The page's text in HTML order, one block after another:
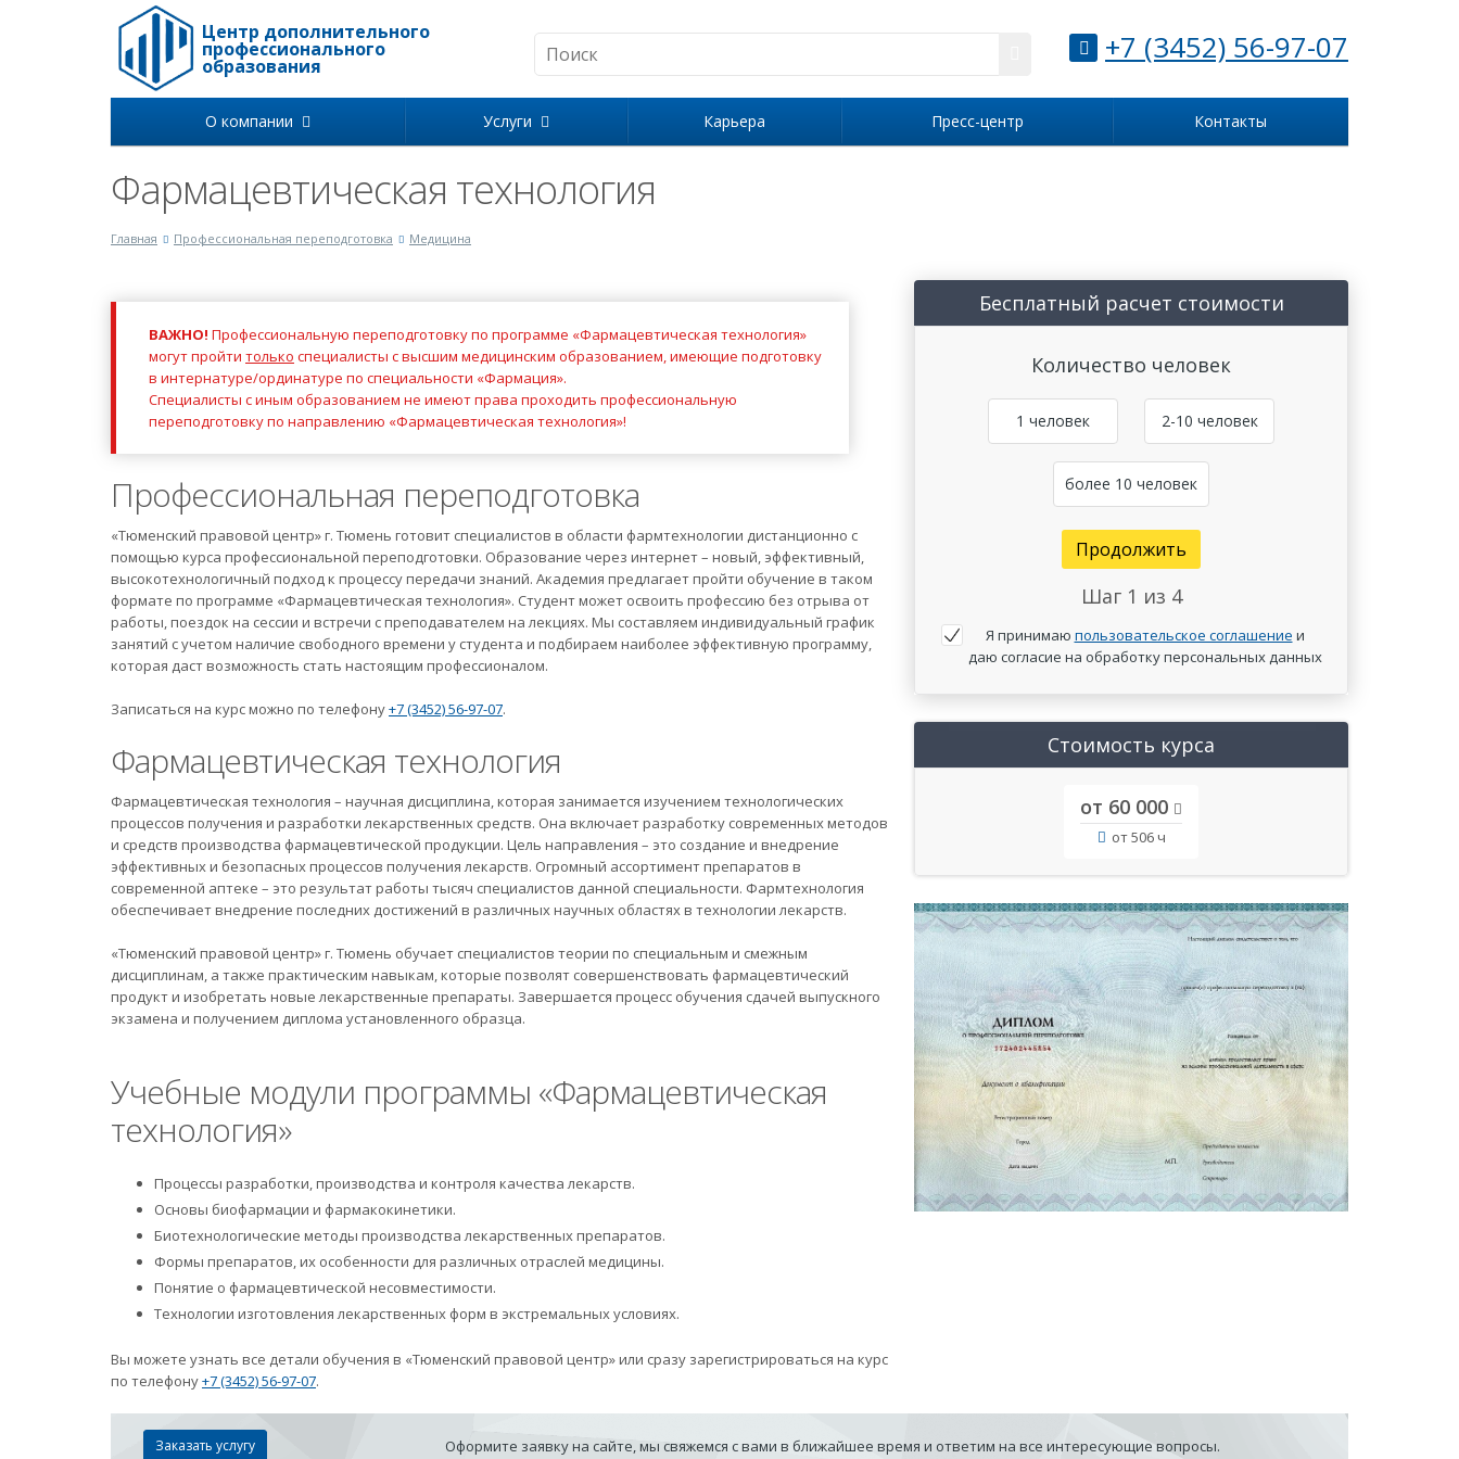
Центр дополнительного
профессионального
образования +7 (3452) 56-97-07
О компании Услуги Карьера Пресс-центр Контакты
Фармацевтическая технология
Главная Профессиональная переподготовка Медицина
Бесплатный расчет стоимости
Количество человек
1 человек 2-10 человек
более 10 человек
Продолжить
Шаг 1 из 4
Я принимаю пользовательское соглашение и
даю согласие на обработку персональных данных
Стоимость курса
от 60 000
от 506 ч
ВАЖНО! Профессиональную переподготовку по программе «Фармацевтическая технология»
могут пройти только специалисты с высшим медицинским образованием, имеющие подготовку
в интернатуре/ординатуре по специальности «Фармация».
Специалисты с иным образованием не имеют права проходить профессиональную
переподготовку по направлению «Фармацевтическая технология»!
Профессиональная переподготовка
«Тюменский правовой центр» г. Тюмень готовит специалистов в области фармтехнологии дистанционно с
помощью курса профессиональной переподготовки. Образование через интернет – новый, эффективный,
высокотехнологичный подход к процессу передачи знаний. Академия предлагает пройти обучение в таком
формате по программе «Фармацевтическая технология». Студент может освоить профессию без отрыва от
работы, поездок на сессии и встречи с преподавателем на лекциях. Мы составляем индивидуальный график
занятий с учетом наличие свободного времени у студента и подбираем наиболее эффективную программу,
которая даст возможность стать настоящим профессионалом.
Записаться на курс можно по телефону+7 (3452) 56-97-07.
Фармацевтическая технология
Фармацевтическая технология – научная дисциплина, которая занимается изучением технологических
процессов получения и разработки лекарственных средств. Она включает разработку современных методов
и средств производства фармацевтической продукции. Цель направления – это создание и внедрение
эффективных и безопасных процессов получения лекарств. Огромный ассортимент препаратов в
современной аптеке – это результат работы тысяч специалистов данной специальности. Фармтехнология
обеспечивает внедрение последних достижений в различных научных областях в технологии лекарств.
«Тюменский правовой центр» г. Тюмень обучает специалистов теории по специальным и смежным
дисциплинам, а также практическим навыкам, которые позволят совершенствовать фармацевтический
продукт и изобретать новые лекарственные препараты. Завершается процесс обучения сдачей выпускного
экзамена и получением диплома установленного образца.
Учебные модули программы «Фармацевтическая
технология»
Процессы разработки, производства и контроля качества лекарств.
Основы биофармации и фармакокинетики.
Биотехнологические методы производства лекарственных препаратов.
Формы препаратов, их особенности для различных отраслей медицины.
Понятие о фармацевтической несовместимости.
Технологии изготовления лекарственных форм в экстремальных условиях.
Вы можете узнать все детали обучения в «Тюменский правовой центр» или сразу зарегистрироваться на курс
по телефону+7 (3452) 56-97-07.
Заказать услугу Оформите заявку на сайте, мы свяжемся с вами в ближайшее время и ответим на все интересующие вопросы.